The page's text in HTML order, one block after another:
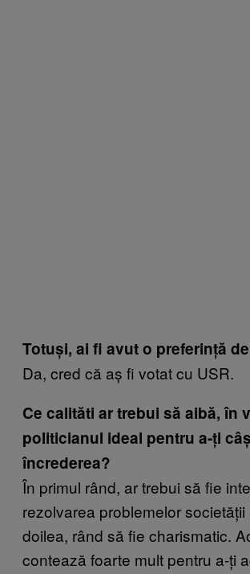
Totuși, ai fi avut o preferință
Da, cred că aș fi votat cu USR.
Ce calităti ar trebui să aibă, în
politicianul ideal pentru a-ți
încrederea?
În primul rând, ar trebui să fie
rezolvarea problemelor societății
doilea, rând să fie charismatic.
contează foarte mult pentru a-ți